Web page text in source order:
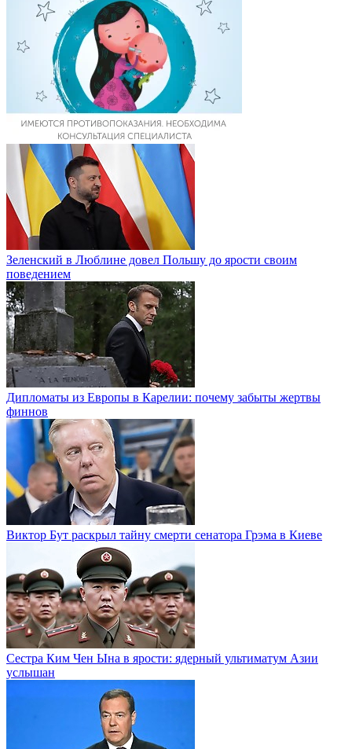
Зеленский в Люблине довел Польшу до ярости своим
поведением
Дипломаты из Европы в Карелии: почему забыты жертвы
финнов
Виктор Бут раскрыл тайну смерти сенатора Грэма в Киеве
Сестра Ким Чен Ына в ярости: ядерный ультиматум Азии
услышан